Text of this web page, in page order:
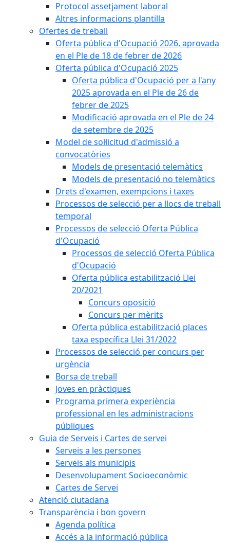
Protocol assetjament laboral
Altres informacions plantilla
Ofertes de treball
Oferta pública d'Ocupació 2026, aprovada
en el Ple de 18 de febrer de 2026
Oferta pública d'Ocupació 2025
Oferta pública d'Ocupació per a l'any
2025 aprovada en el Ple de 26 de
febrer de 2025
Modificació aprovada en el Ple de 24
de setembre de 2025
Model de sol·licitud d'admissió a
convocatòries
Models de presentació telemàtics
Models de presentació no telemàtics
Drets d'examen, exempcions i taxes
Processos de selecció per a llocs de treball
temporal
Processos de selecció Oferta Pública
d'Ocupació
Processos de selecció Oferta Pública
d'Ocupació
Oferta pública estabilització Llei
20/2021
Concurs oposició
Concurs per mèrits
Oferta pública estabilització places
taxa específica Llei 31/2022
Processos de selecció per concurs per
urgència
Borsa de treball
Joves en pràctiques
Programa primera experiència
professional en les administracions
públiques
Guia de Serveis i Cartes de servei
Serveis a les persones
Serveis als municipis
Desenvolupament Socioeconòmic
Cartes de Servei
Atenció ciutadana
Transparència i bon govern
Agenda política
Accés a la informació pública